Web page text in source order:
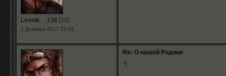
Lesnik__136 [10]
1 Декабря 2017 22:41
Re: О нашей Родине
-)